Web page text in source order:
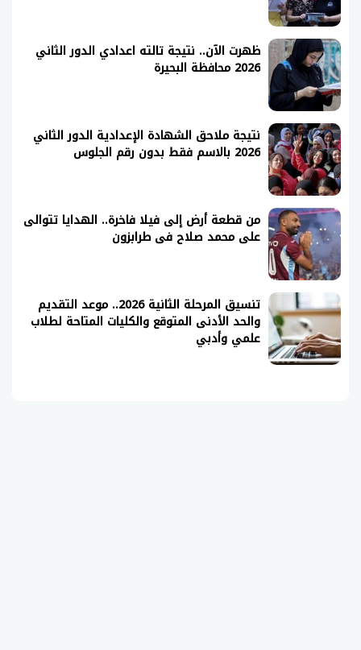
ظهرت الآن.. نتيجة تالته اعدادي الدور الثاني
2026 محافظة البحيرة
نتيجة ملاحق الشهادة الإعدادية الدور الثاني
2026 بالاسم فقط بدون رقم الجلوس
من قطعة أرض إلى فيلا فاخرة.. الهدايا تتوالى
على محمد صلاح فى طرابزون
تنسيق المرحلة الثانية 2026.. موعد التقديم
والحد الأدنى المتوقع والكليات المتاحة لطلاب
علمي وأدبي